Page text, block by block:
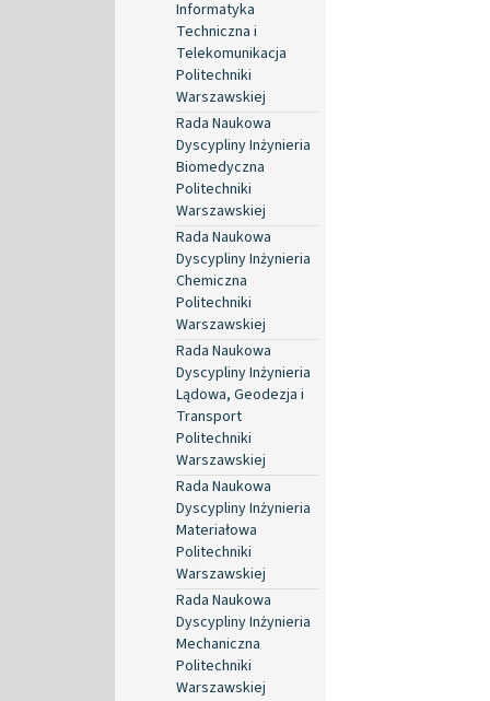
Informatyka
Techniczna i
Telekomunikacja
Politechniki
Warszawskiej
Rada Naukowa
Dyscypliny Inżynieria
Biomedyczna
Politechniki
Warszawskiej
Rada Naukowa
Dyscypliny Inżynieria
Chemiczna
Politechniki
Warszawskiej
Rada Naukowa
Dyscypliny Inżynieria
Lądowa, Geodezja i
Transport
Politechniki
Warszawskiej
Rada Naukowa
Dyscypliny Inżynieria
Materiałowa
Politechniki
Warszawskiej
Rada Naukowa
Dyscypliny Inżynieria
Mechaniczna
Politechniki
Warszawskiej